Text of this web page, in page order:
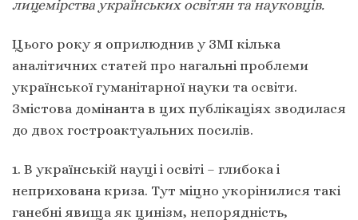
лицемірства українських освітян та науковців.
Цього року я оприлюднив у ЗМІ кілька
аналітичних статей про нагальні проблеми
української гуманітарної науки та освіти.
Змістова домінанта в цих публікаціях зводилася
до двох гостроактуальних посилів.
1. В українській науці і освіті – глибока і
неприхована криза. Тут міцно укорінилися такі
ганебні явища як цинізм, непорядність,